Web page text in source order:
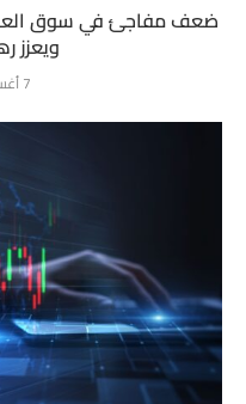
ضعف مفاجئ في سوق
ويعزز
7 أغسطس، 2026